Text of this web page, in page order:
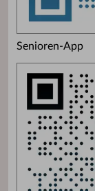
Senioren-App